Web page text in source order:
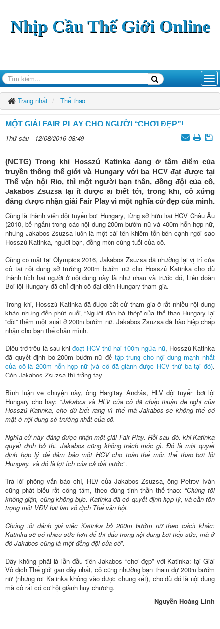
Nhịp Cầu Thế Giới Online
Trang nhất Thể thao
MỘT GIẢI FAIR PLAY CHO NGƯỜI “CHƠI ĐẸP”!
Thứ sáu - 12/08/2016 08:49
(NCTG) Trong khi Hosszú Katinka đang ở tâm điểm của
truyền thông thế giới và Hungary với ba HCV đạt được tại
Thế vận hội Rio, thì một người bạn thân, đồng đội của cô,
Jakabos Zsuzsa lại ít được ai biết tới, trong khi, cô xứng
đáng được nhận giải Fair Play vì một nghĩa cử đẹp của mình.
Cùng là thành viên đội tuyển bơi Hungary, từng sở hữu hai HCV Châu Âu
(2010, bể ngắn) trong các nội dung 200m bướm nữ và 400m hỗn hợp nữ,
nhưng Jakabos Zsuzsa luôn là một cái tên khiêm tốn bên cạnh ngôi sao
Hosszú Katinka, người bạn, đồng môn cùng tuổi của cô.
Cùng có mặt tại Olympics 2016, Jakabos Zsuzsa đã nhường lại vị trí của
cô tại nội dung sở trường 200m bướm nữ cho Hosszú Katinka cho dù
thành tích hai người ở nội dung này là như nhau và trước đó, Liên đoàn
Bơi lội Hungary đã chỉ định cô đại diện Hungary tham gia.
Trong khi, Hosszú Katinka đã được cắt cử tham gia ở rất nhiều nội dung
khác nhưng đến phút cuối, “Người đàn bà thép” của thể thao Hungary lại
“đòi” thêm một suất ở 200m bướm nữ. Jakabos Zsuzsa đã hào hiệp chấp
nhận cho bạn thế chân mình.
Điều trớ trêu là sau khiđoạt HCV thứ hai 100m ngửa nữ, Hosszú Katinka
đã quyết định bỏ 200m bướm nữ để tập trung cho nội dung mạnh nhất
của cô là 200m hỗn hợp nữ (và cô đã giành được HCV thứ ba tại đó).
Còn Jakabos Zsuzsa thì trắng tay.
Bình luận về chuyện này, ông Hargitay András, HLV đội tuyển bơi lội
Hungary cho hay: “Jakabos và HLV của cô đã chấp thuận đề nghị của
Hosszú Katinka, cho dù biết rằng vì thế mà Jakabos sẽ không thể có
mặt ở nội dung sở trường nhất của cô.
Nghĩa cử này đáng được nhận một giải Fair Play. Rồi sau đó, khi Katinka
quyết định bỏ thi, Jakabos cũng không trách móc gì. Đó là một quyết
định hợp lý để đảm bảo một HCV cho toàn thể môn thể thao bơi lội
Hungary, và đó là lợi ích của cả đất nước”.
Trả lời phỏng vấn báo chí, HLV của Jakabos Zsuzsa, ông Petrov Iván
cũng phát biểu rất công tâm, theo đúng tinh thần thể thao: “Chúng tôi
không giận, cũng không bực. Katinka đã có quyết định hợp lý, và cần tôn
trọng một VĐV hai lần vô địch Thế vận hội.
Chúng tôi đánh giá việc Katinka bỏ 200m bướm nữ theo cách khác:
Katinka sẽ có nhiều sức hơn để thi đấu trong nội dung bơi tiếp sức, mà ở
đó Jakabos cũng là một đồng đội của cô”.
Đây không phải là lần đầu tiên Jakabos “chơi đẹp” với Katinka: tại Giải
Vô địch Thế giới gần đây nhất, cô cũng nhường bạn tham dự 200m bướm
nữ (nhưng rồi Katinka không vào được chung kết), cho dù đó là nội dung
mà cô rất có cơ hội giành huy chương.
Nguyễn Hoàng Linh